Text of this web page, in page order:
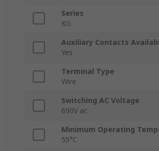
Series
KG
Auxiliary Contacts
Yes
Terminal Type
Wire
Switching AC Voltage
690V ac
Minimum Operating
55°C